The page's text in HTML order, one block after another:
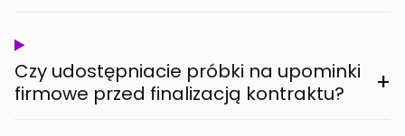
Czy udostępniacie próbki na upominki
firmowe przed finalizacją kontraktu?
+